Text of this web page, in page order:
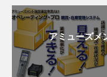
アミューズメ